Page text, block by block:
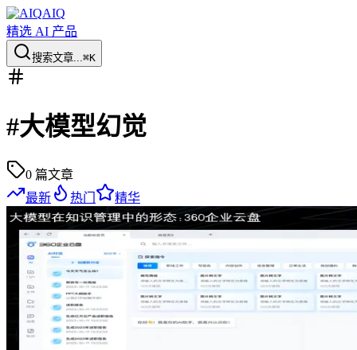
AIQ
精选 AI 产品
搜索文章...⌘K
#大模型幻觉
0 篇文章
最新
热门 精华